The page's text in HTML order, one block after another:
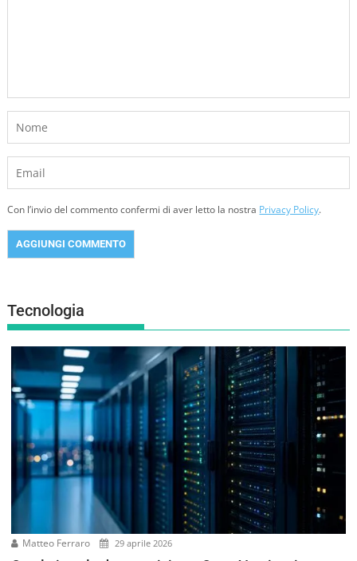
Con l’invio del commento confermi di aver letto la nostra Privacy Policy.
Tecnologia
Matteo Ferraro 29 aprile 2026